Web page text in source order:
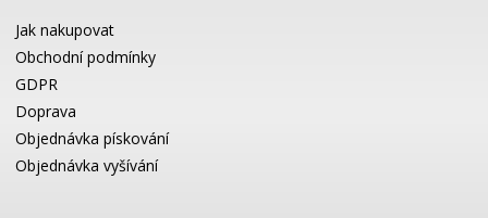
Jak nakupovat
Obchodní podmínky
GDPR
Doprava
Objednávka pískování
Objednávka vyšívání